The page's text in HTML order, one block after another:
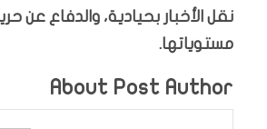
نقل الأخبار بحيادية، والدفاع عن
مستوياتها.
About Post Author